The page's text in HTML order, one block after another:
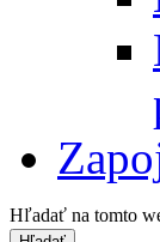
Hľadať na tomto